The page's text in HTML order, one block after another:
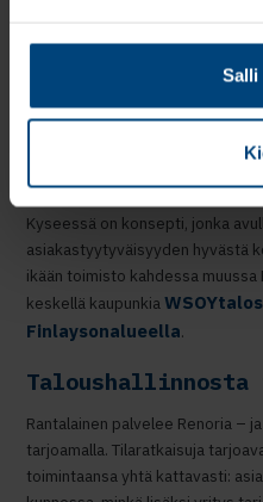
Salli
”Toimistomme ovat samassa
vuorovaikutus on helppoa ja
ulkopuolellakin”, Janhunen
Kyseessä on konsepti, jonka
asiakastyytyväisyyden hyvästä
ikään toimisto kahdessa
keskellä kaupunkia
Finlaysonalueella.
Taloushallinnosta
Rantalainen palvelee Renoria –
tarjoamalla. Tilaratkaisuja
toimintaansa yhtä kattavasti: